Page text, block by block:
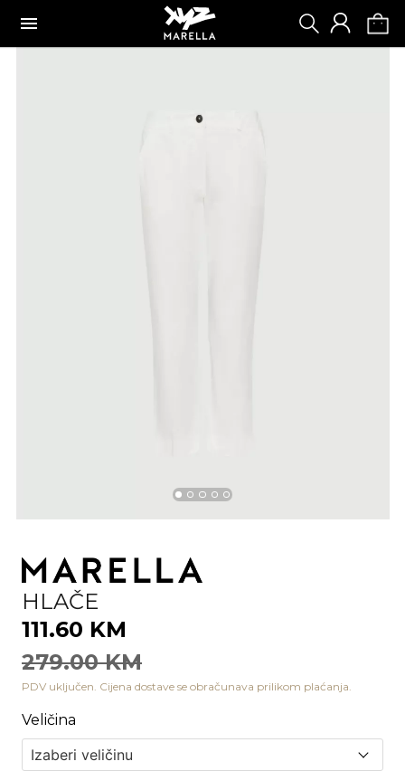
HLAČE
111.60 KM
279.00 KM
PDV uključen. Cijena dostave se obračunava prilikom plaćanja.
Veličina